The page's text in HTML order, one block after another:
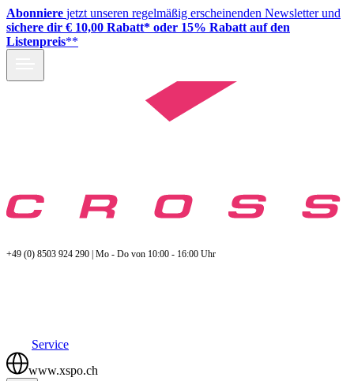
Abonniere jetzt unseren regelmäßig erscheinenden Newsletter und
sichere dir € 10,00 Rabatt* oder 15% Rabatt auf den
Listenpreis**
+49 (0) 8503 924 290 | Mo - Do von 10:00 - 16:00 Uhr
Service
www.xspo.ch